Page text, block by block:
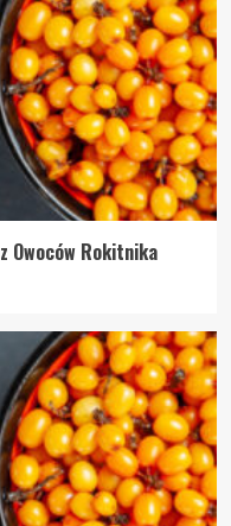
Owoców Rokitnika